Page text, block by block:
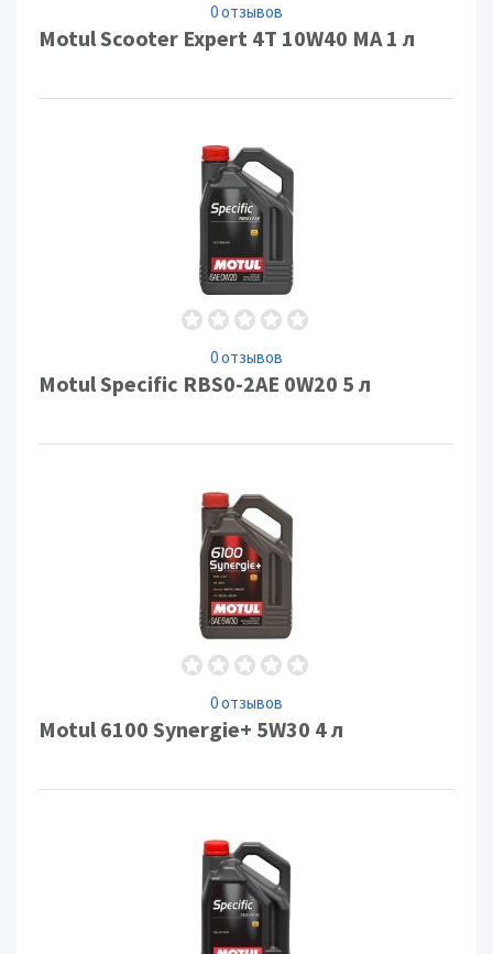
0 отзывов
Motul Scooter Expert 4T 10W40 MA 1 л
0 отзывов
Motul Specific RBS0-2AE 0W20 5 л
0 отзывов
Motul 6100 Synergie+ 5W30 4 л